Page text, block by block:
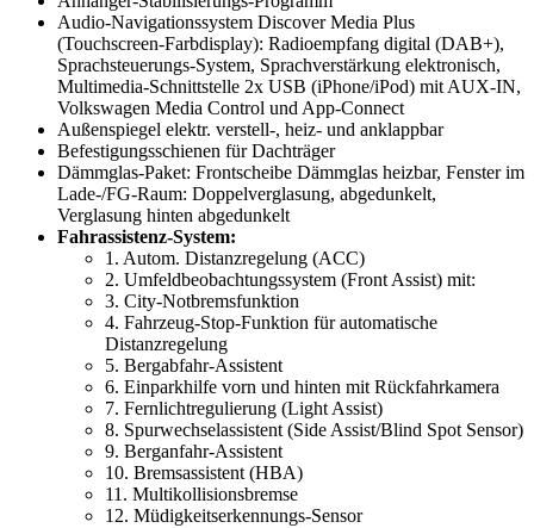
Audio-Navigationssystem Discover Media Plus
(Touchscreen-Farbdisplay): Radioempfang digital (DAB+),
Sprachsteuerungs-System, Sprachverstärkung elektronisch,
Multimedia-Schnittstelle 2x USB (iPhone/iPod) mit AUX-IN,
Volkswagen Media Control und App-Connect
Außenspiegel elektr. verstell-, heiz- und anklappbar
Befestigungsschienen für Dachträger
Dämmglas-Paket: Frontscheibe Dämmglas heizbar, Fenster im
Lade-/FG-Raum: Doppelverglasung, abgedunkelt,
Verglasung hinten abgedunkelt
Fahrassistenz-System:
1. Autom. Distanzregelung (ACC)
2. Umfeldbeobachtungssystem (Front Assist) mit:
3. City-Notbremsfunktion
4. Fahrzeug-Stop-Funktion für automatische
Distanzregelung
5. Bergabfahr-Assistent
6. Einparkhilfe vorn und hinten mit Rückfahrkamera
7. Fernlichtregulierung (Light Assist)
8. Spurwechselassistent (Side Assist/Blind Spot Sensor)
9. Berganfahr-Assistent
10. Bremsassistent (HBA)
11. Multikollisionsbremse
12. Müdigkeitserkennungs-Sensor